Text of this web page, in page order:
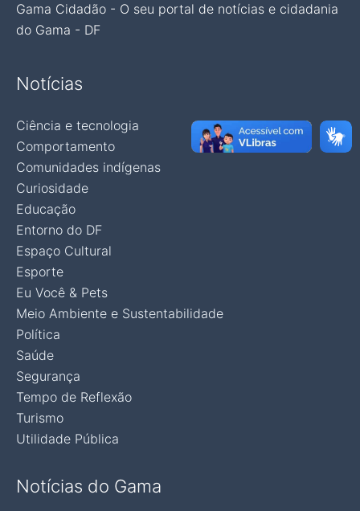
Gama Cidadão - O seu portal de notícias e cidadania
do Gama - DF
Notícias
Ciência e tecnologia
Comportamento
Comunidades indígenas
Curiosidade
Educação
Entorno do DF
Espaço Cultural
Esporte
Eu Você & Pets
Meio Ambiente e Sustentabilidade
Política
Saúde
Segurança
Tempo de Reflexão
Turismo
Utilidade Pública
Notícias do Gama